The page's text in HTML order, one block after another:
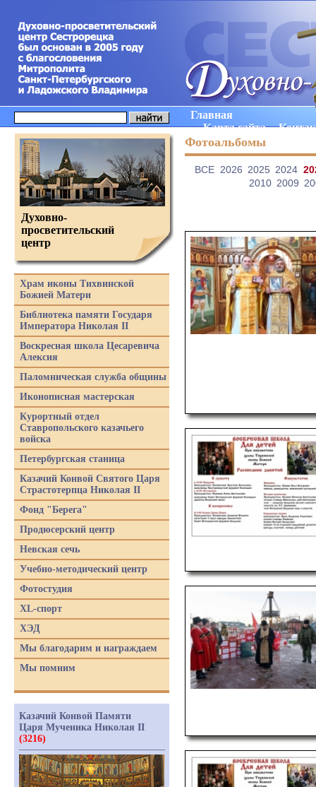
Главная
Карта сайта
Фотоальбомы
ВCE 2026 2025 2024
2010 2009
Духовно-
просветительский
центр
Храм иконы Тихвинской
Божией Матери
Библиотека памяти Государя
Императора Николая II
Воскресная школа Цесаревича
Алексия
Паломническая служба общины
Иконописная мастерская
Курортный отдел
Ставропольского казачьего
войска
Петербургская станица
Казачий Конвой Святого Царя
Страстотерпца Николая II
Фонд "Берега"
Продюсерский центр
Невская сечь
Учебно-методический центр
Фотостудия
XL-спорт
ХЭД
Мы благодарим и награждаем
Мы помним
Казачий Конвой Памяти
Царя Мученика Николая II
(3216)